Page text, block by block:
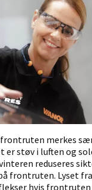
frontruten merkes
er støv i luften og
reduseres
frontruten. Lyset
hvis